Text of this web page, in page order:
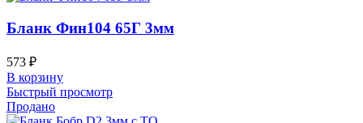
Бланк Фин104 65Г 3мм
573 ₽
В корзину
Быстрый просмотр
Продано